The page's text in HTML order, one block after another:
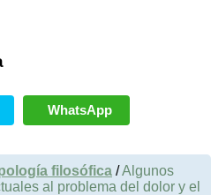
WhatsApp
filosófica /Algunos
al problema del dolor y el